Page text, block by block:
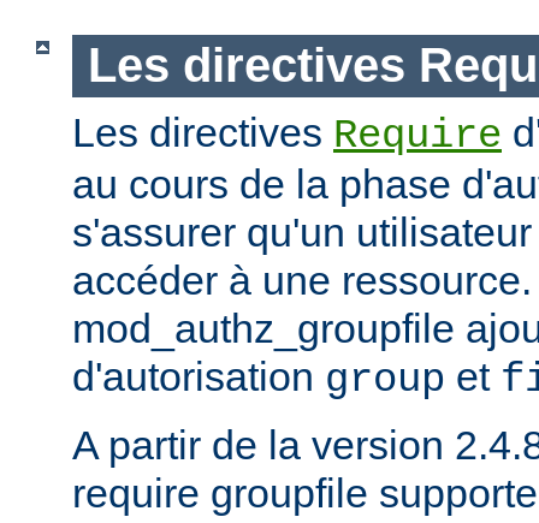
Les directives
Les directives Require
au cours de la phase
s'assurer qu'un
accéder à une ressource.
mod_authz_groupfile
d'autorisation group et
A partir de la version
require groupfile